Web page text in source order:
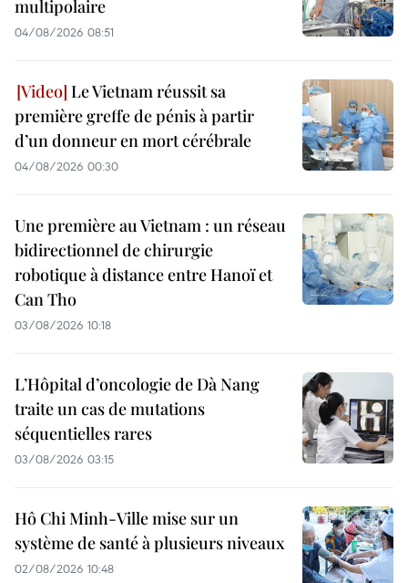
multipolaire
04/08/2026 08:51
Le Vietnam réussit sa
première greffe de pénis à partir
d’un donneur en mort cérébrale
04/08/2026 00:30
Une première au Vietnam : un réseau
bidirectionnel de chirurgie
robotique à distance entre Hanoï et
Can Tho
03/08/2026 10:18
L’Hôpital d’oncologie de Dà Nang
traite un cas de mutations
séquentielles rares
03/08/2026 03:15
Hô Chi Minh-Ville mise sur un
système de santé à plusieurs niveaux
02/08/2026 10:48